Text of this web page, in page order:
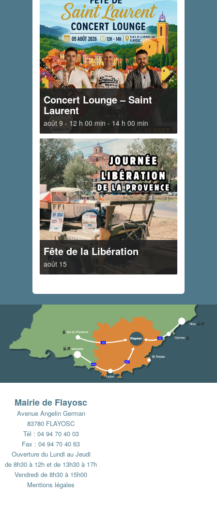
Concert Lounge – Saint
Laurent
août 9 - 12 h 00 min - 14 h 00 min
Fête de la Libération
août 15
Mairie de Flayosc
Avenue Angelin German
83780 FLAYOSC
Tél : 04 94 70 40 03
Fax : 04 94 70 40 63
Ouverture du Lundi au Jeudi
de 8h30 à 12h et de 13h30 à 17h
Vendredi de 8h30 à 15h00
Mentions légales